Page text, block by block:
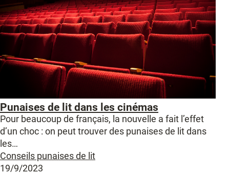
Punaises de lit dans les cinémas
Pour beaucoup de français, la nouvelle a fait l’effet
d’un choc : on peut trouver des punaises de lit dans
les…
Conseils punaises de lit
19/9/2023